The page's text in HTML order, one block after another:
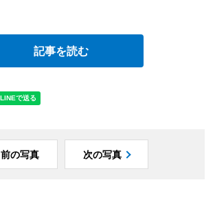
記事を読む
前の写真 次の写真